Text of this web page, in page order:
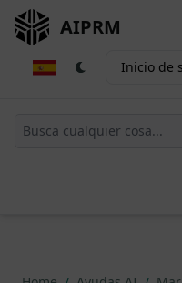
AIPRM
Inicio de